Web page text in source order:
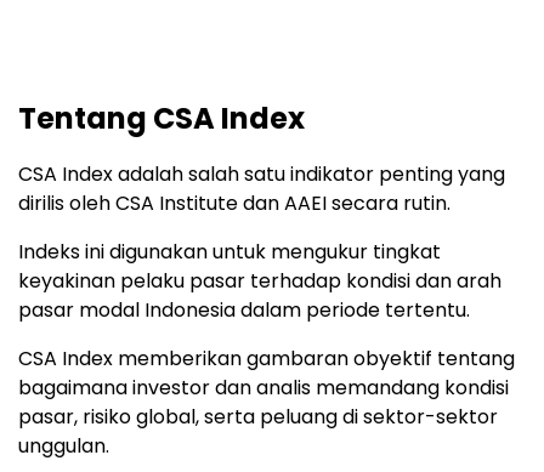
Tentang CSA Index
CSA Index adalah salah satu indikator penting yang
dirilis oleh CSA Institute dan AAEI secara rutin.
Indeks ini digunakan untuk mengukur tingkat
keyakinan pelaku pasar terhadap kondisi dan arah
pasar modal Indonesia dalam periode tertentu.
CSA Index memberikan gambaran obyektif tentang
bagaimana investor dan analis memandang kondisi
pasar, risiko global, serta peluang di sektor-sektor
unggulan.